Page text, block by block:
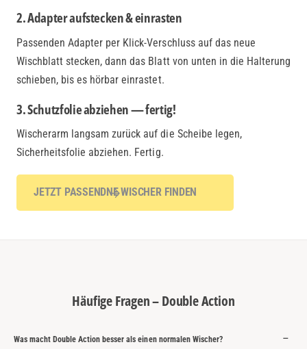
2. Adapter aufstecken & einrasten
Passenden Adapter per Klick-Verschluss auf das neue
Wischblatt stecken, dann das Blatt von unten in die Halterung
schieben, bis es hörbar einrastet.
3. Schutzfolie abziehen — fertig!
Wischerarm langsam zurück auf die Scheibe legen,
Sicherheitsfolie abziehen. Fertig.
JETZT PASSENDNE WISCHER FINDEN
Häufige Fragen – Double Action
Was macht Double Action besser als einen normalen Wischer?